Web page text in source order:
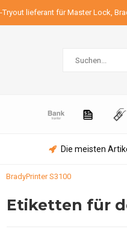
lieferant für Master Lock,
Die meisten
BradyPrinter S3100
Etiketten für